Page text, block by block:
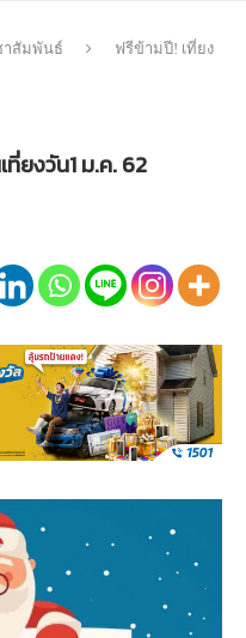
าสัมพันธ์
ฟรีข้ามปี! เที่ยง
ที่ยงวัน1 ม.ค. 62